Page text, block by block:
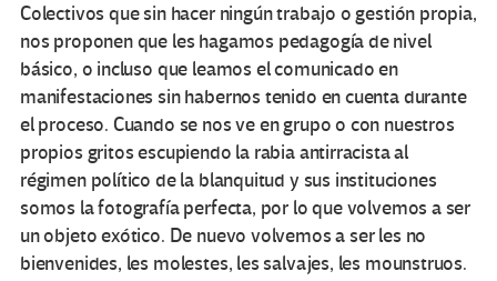
Colectivos que sin hacer ningún trabajo o gestión propia,
nos proponen que les hagamos pedagogía de nivel
básico, o incluso que leamos el comunicado en
manifestaciones sin habernos tenido en cuenta durante
el proceso. Cuando se nos ve en grupo o con nuestros
propios gritos escupiendo la rabia antirracista al
régimen político de la blanquitud y sus instituciones
somos la fotografía perfecta, por lo que volvemos a ser
un objeto exótico. De nuevo volvemos a ser les no
bienvenides, les molestes, les salvajes, les mounstruos.